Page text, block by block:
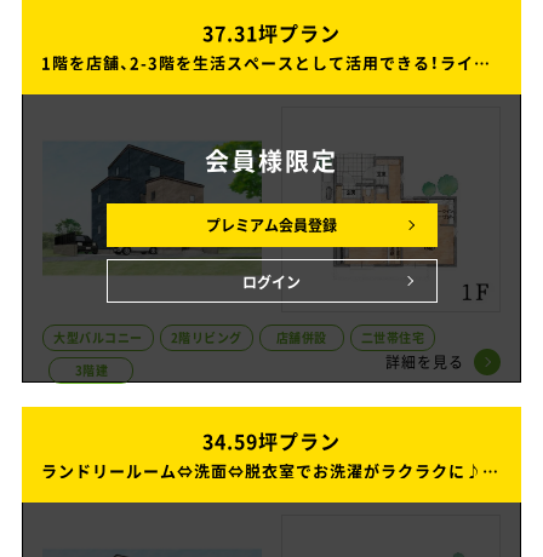
37.31坪プラン
1階を店舗、2-3階を生活スペースとして活用できる！ライフスタイルと共に使い方を変えられる3階建ての家
大型バルコニー 2階リビング 店舗併設
二世帯住宅
3階建
詳細を見る
37.31坪プラン
1階を店舗、2-3階を生活スペースとして活用できる！ライフスタイルと共に使い方を変えられる3階建ての家
会員様限定
プレミアム会員登録
ログイン
34.59坪プラン
ランドリールーム⇔洗面⇔脱衣室でお洗濯がラクラクに♪家事ラクな2階建ての家
34.59坪プラン
ランドリールーム⇔洗面⇔脱衣室でお洗濯がラクラクに♪家事ラクな2階建ての家